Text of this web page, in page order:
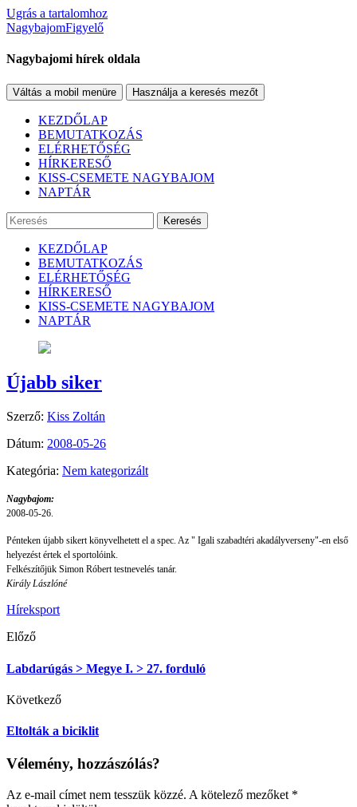
Ugrás a tartalomhoz
NagybajomFigyelő
Nagybajomi hírek oldala
Váltás a mobil menüre Használja a keresés mezőt
KEZDŐLAP
BEMUTATKOZÁS
ELÉRHETŐSÉG
HÍRKERESŐ
KISS-CSEMETE NAGYBAJOM
NAPTÁR
Keresés
KEZDŐLAP
BEMUTATKOZÁS
ELÉRHETŐSÉG
HÍRKERESŐ
KISS-CSEMETE NAGYBAJOM
NAPTÁR
Újabb siker
Szerző: Kiss Zoltán
Dátum: 2008-05-26
Kategória: Nem kategorizált
Nagybajom:
2008-05-26.
Pénteken újabb sikert könyvelhetett el a spec. Az " Igali szabadtéri akadályverseny"-en első
helyezést értek el sportolóink.
Felkészítőjük Simon Róbert testnevelés tanár.
Király Lászlóné
Híreksport
Előző
Labdarúgás > Megye I. > 27. forduló
Következő
Eltolták a biciklit
Vélemény, hozzászólás?
Az e-mail címet nem tesszük közzé. A kötelező mezőket *